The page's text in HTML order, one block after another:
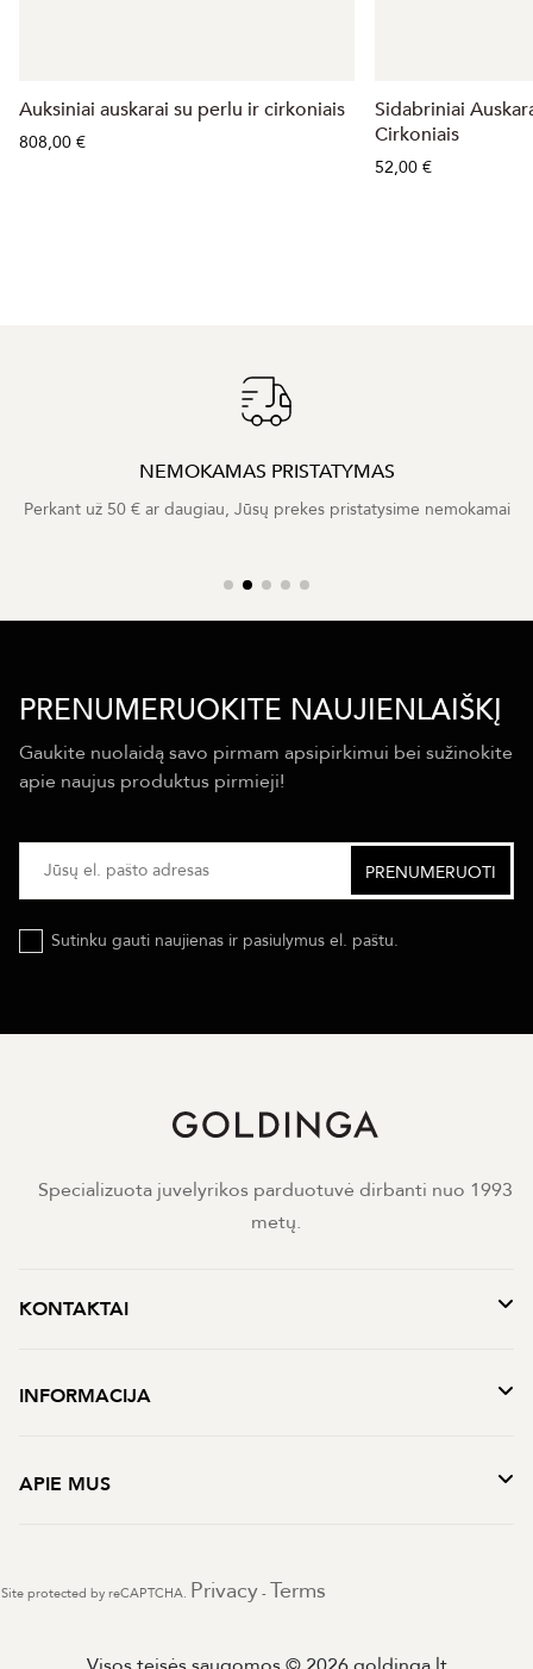
Auksiniai auskarai su perlu ir cirkoniais
808,00 €
Sidabriniai
Cirkoniais
52,00 €
NEMOKAMAS PRISTATYMAS
Perkant už 50 € ar daugiau, Jūsų prekes pristatysime nemokamai
PRENUMERUOKITE NAUJIENLAIŠKĮ
Gaukite nuolaidą savo pirmam apsipirkimui bei sužinokite
apie naujus produktus pirmieji!
Sutinku gauti naujienas ir pasiulymus el. paštu.
Specializuota juvelyrikos parduotuvė dirbanti nuo 1993
metų.
KONTAKTAI
INFORMACIJA
APIE MUS
Site protected by reCAPTCHA. Privacy - Terms